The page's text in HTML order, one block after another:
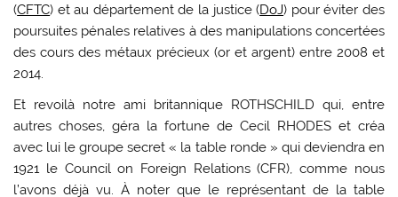
(CFTC) et au département de la justice (DoJ) pour éviter des
poursuites pénales relatives à des manipulations concertées
des cours des métaux précieux (or et argent) entre 2008 et
2014.
Et revoilà notre ami britannique ROTHSCHILD qui, entre
autres choses, géra la fortune de Cecil RHODES et créa
avec lui le groupe secret « la table ronde » qui deviendra en
1921 le Council on Foreign Relations (CFR), comme nous
l’avons déjà vu. À noter que le représentant de la table